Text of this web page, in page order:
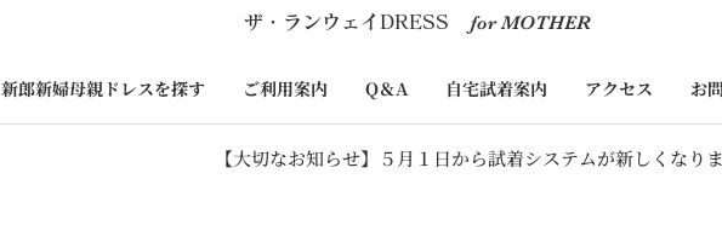
​ザ・ランウェイDRESS for MOTHER
新郎新婦母親ドレスを探す ご利用案内 Q＆A 自宅試着案内 アクセス お
【大切なお知らせ】５月１日から試着システムが新しくなり